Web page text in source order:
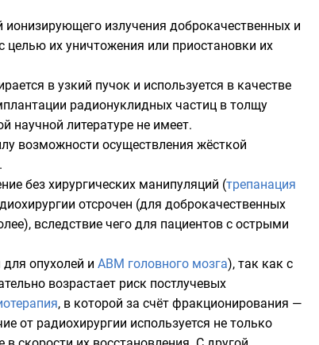
ионизирующего излучения доброкачественных и
целью их уничтожения или приостановки их
в узкий пучок и используется в качестве
радионуклидных частиц в толщу
научной литературе не имеет.
возможности осуществления жёсткой
.
без хирургических манипуляций (трепанация
отсрочен (для доброкачественных
вследствие чего для пациентов с острыми
опухолей и АВМ головного мозга), так как с
возрастает риск постлучевых
, в которой за счёт фракционирования —
от радиохирургии используется не только